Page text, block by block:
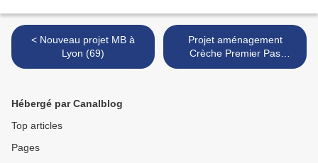
< Nouveau projet MB à
Lyon (69)
Projet aménagement
Crèche Premier Pas
Levallois Perret (92) >
Hébergé par Canalblog
Top articles
Pages